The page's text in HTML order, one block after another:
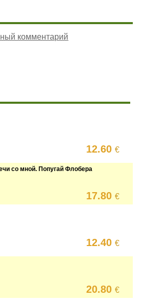
комментарий
12.60€
со мной. Попугай Флобера
17.80€
12.40€
20.80€